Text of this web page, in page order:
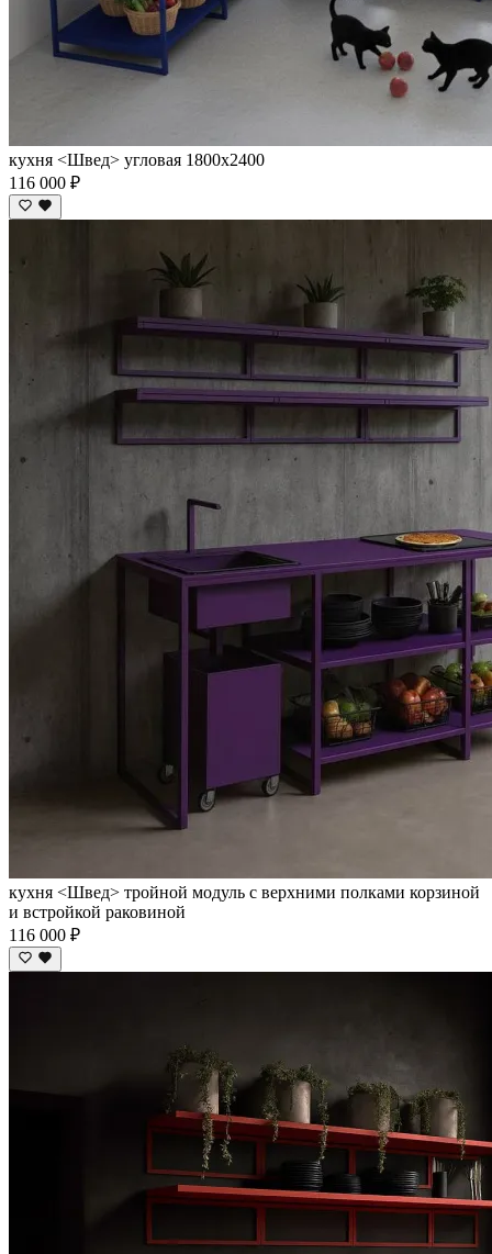
кухня <Швед> угловая 1800х2400
116 000 ₽
кухня <Швед> тройной модуль с верхними полками корзиной
и встройкой раковиной
116 000 ₽